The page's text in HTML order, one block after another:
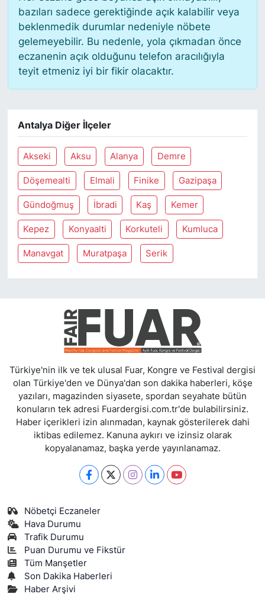
bazıları sadece gerektiğinde açık kalabilir veya
beklenmedik durumlar nedeniyle nöbete
gelemeyebilir. Bu nedenle, yola çıkmadan önce
eczanenin açık olduğunu telefon aracılığıyla
teyit etmeniz iyi bir fikir olacaktır.
Antalya Diğer İlçeler
Akseki Aksu Alanya Demre
Döşemealti Elmali Finike Gazipaşa
Gündoğmuş İbradi Kaş Kemer
Kepez Konyaalti Korkuteli Kumluca
Manavgat Muratpaşa Serik
Türkiye'nin ilk ve tek ulusal Fuar, Kongre ve Festival dergisi
olan Türkiye'den ve Dünya'dan son dakika haberleri, köşe
yazıları, magazinden siyasete, spordan seyahate bütün
konuların tek adresi Fuardergisi.com.tr'de bulabilirsiniz.
Haber içerikleri izin alınmadan, kaynak gösterilerek dahi
iktibas edilemez. Kanuna aykırı ve izinsiz olarak
kopyalanamaz, başka yerde yayınlanamaz.
Nöbetçi Eczaneler
Hava Durumu
Trafik Durumu
Puan Durumu ve Fikstür
Tüm Manşetler
Son Dakika Haberleri
Haber Arşivi